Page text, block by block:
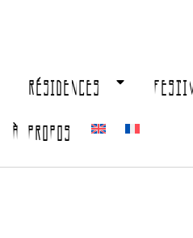
RÉSIDENCES
À PROPOS